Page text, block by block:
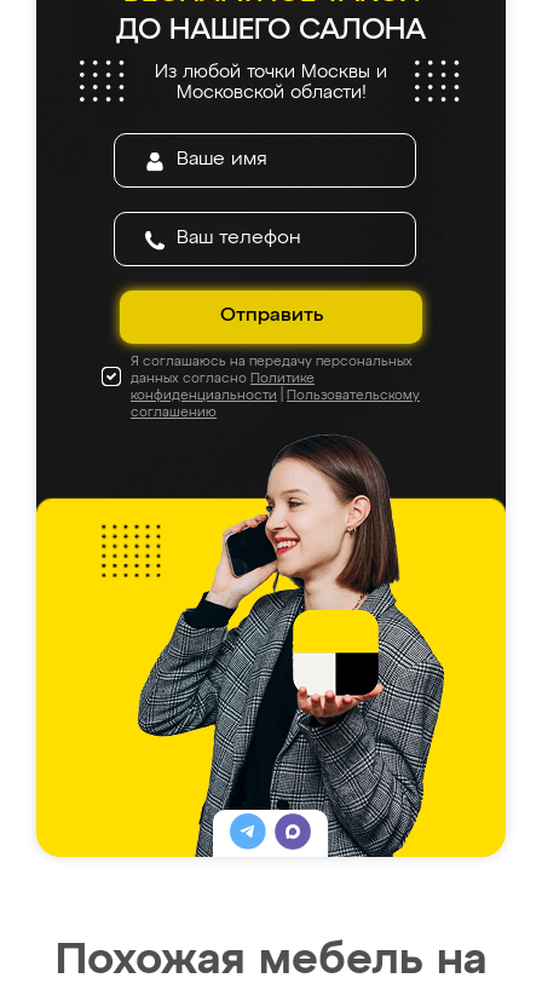
ДО НАШЕГО САЛОНА
Из любой точки Москвы и
Московской области!
Отправить
Я соглашаюсь на передачу персональных
данных согласно Политике
конфиденциальности
Пользовательскому
соглашению
Похожая мебель на